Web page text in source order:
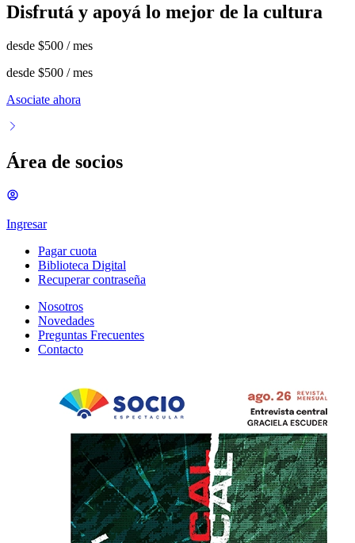
Disfrutá y apoyá lo mejor de la cultura
desde $500 / mes
desde $500 / mes
Asociate ahora
Área de socios
Ingresar
Pagar cuota
Biblioteca Digital
Recuperar contraseña
Nosotros
Novedades
Preguntas Frecuentes
Contacto